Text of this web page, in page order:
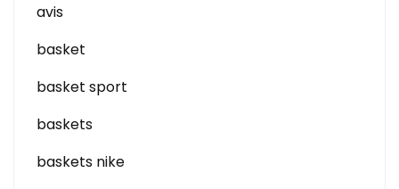
avis
basket
basket sport
baskets
baskets nike